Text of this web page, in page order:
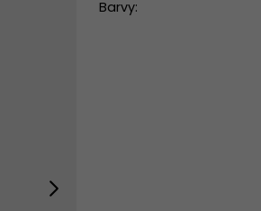
Next
5
Barvy: